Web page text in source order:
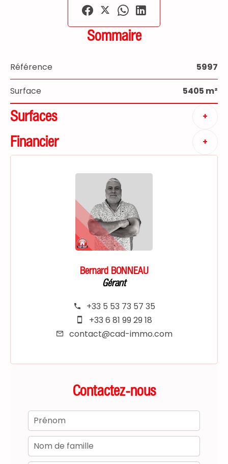
Sommaire
Référence 5997
Surface 5405 m²
Surfaces +
Financier +
Bernard BONNEAU
Gérant
+33 5 53 73 57 35
+33 6 81 99 29 18
contact@cad-immo.com
Contactez-nous